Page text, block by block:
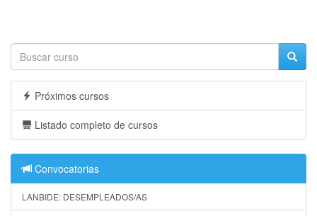
Próximos cursos
Listado completo de cursos
Convocatorias
LANBIDE: DESEMPLEADOS/AS